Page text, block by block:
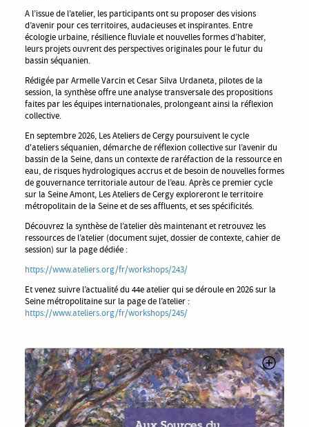
A l’issue de l’atelier, les participants ont su proposer des visions
d’avenir pour ces territoires, audacieuses et inspirantes. Entre
écologie urbaine, résilience fluviale et nouvelles formes d’habiter,
leurs projets ouvrent des perspectives originales pour le futur du
bassin séquanien.
Rédigée par Armelle Varcin et Cesar Silva Urdaneta, pilotes de la
session, la synthèse offre une analyse transversale des propositions
faites par les équipes internationales, prolongeant ainsi la réflexion
collective.
En septembre 2026, Les Ateliers de Cergy poursuivent le cycle
d'ateliers séquanien, démarche de réflexion collective sur l’avenir du
bassin de la Seine, dans un contexte de raréfaction de la ressource en
eau, de risques hydrologiques accrus et de besoin de nouvelles formes
de gouvernance territoriale autour de l’eau. Après ce premier cycle
sur la Seine Amont, Les Ateliers de Cergy exploreront le territoire
métropolitain de la Seine et de ses affluents, et ses spécificités.
Découvrez la synthèse de l’atelier dès maintenant et retrouvez les
ressources de l’atelier (document sujet, dossier de contexte, cahier de
session) sur la page dédiée :
https://www.ateliers.org/fr/workshops/243/
Et venez suivre l’actualité du 44e atelier qui se déroule en 2026 sur la
Seine métropolitaine sur la page de l’atelier :
https://www.ateliers.org/fr/workshops/245/